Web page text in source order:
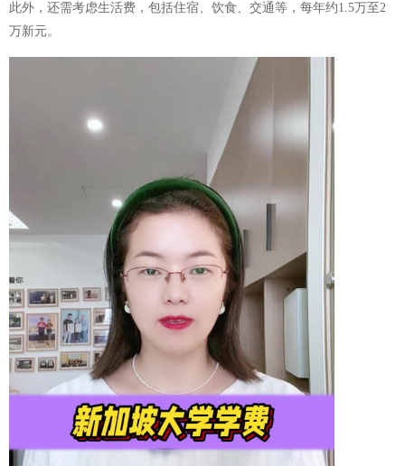
此外，还需考虑生活费，包括住宿、饮食、交通等，每年约1.5万至2
万新元。